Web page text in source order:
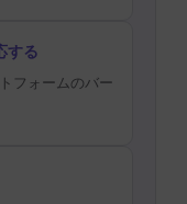
する
フォームのバー